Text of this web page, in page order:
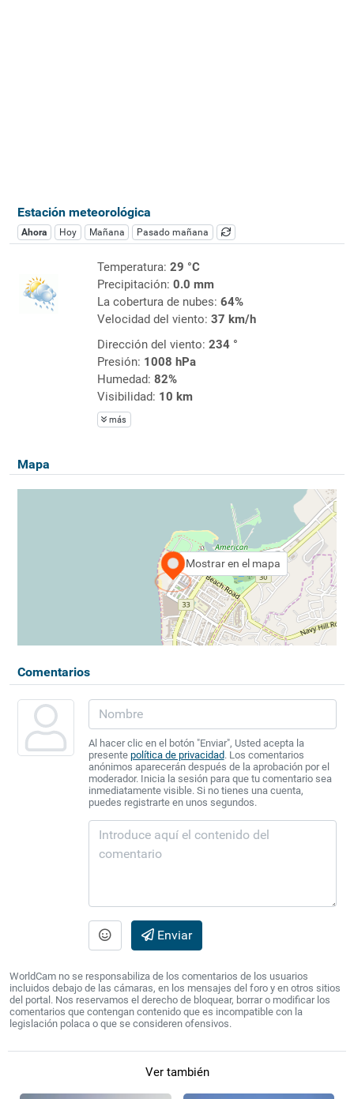
Estación meteorológica
Ahora Hoy Mañana Pasado mañana
Temperatura: 29 °C
Precipitación: 0.0 mm
La cobertura de nubes: 64%
Velocidad del viento: 37 km/h
Dirección del viento: 234 °
Presión: 1008 hPa
Humedad: 82%
Visibilidad: 10 km
más
Mapa
Mostrar en el mapa
Comentarios
Al hacer clic en el botón "Enviar", Usted acepta la
presente política de privacidad. Los comentarios
anónimos aparecerán después de la aprobación por el
moderador. Inicia la sesión para que tu comentario sea
inmediatamente visible. Si no tienes una cuenta,
puedes registrarte en unos segundos.
Enviar
WorldCam no se responsabiliza de los comentarios de los usuarios
incluidos debajo de las cámaras, en los mensajes del foro y en otros sitios
del portal. Nos reservamos el derecho de bloquear, borrar o modificar los
comentarios que contengan contenido que es incompatible con la
legislación polaca o que se consideren ofensivos.
Ver también